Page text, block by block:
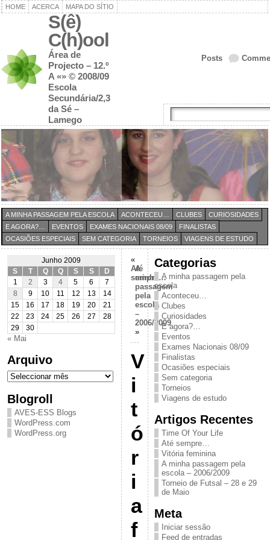
HOME ACERCA MAPA DO SÍTIO
S(ê)
C(h)ool
Área de
Projecto – 12.º
A «» © 2008/09
Escola
Secundária/2,3
da Sé –
Lamego
Posts
A MINHA PASSAGEM PELA ESCOLA ACONTECEU… CLUBES
CURIOSIDADES
E AGORA?…
EVENTOS EXAMES NACIONAIS 08/09
FINALISTAS
OCASIÕES ESPECIAIS
SEM CATEGORIA TORNEIOS VIAGENS DE ESTUDO
Junho 2009
S
T Q Q S S
D
1
2 3 4 5 6
7
8
9 10 11 12 13
14
15
16 17 18 19 20
21
22
23 24 25 26 27
28
29
30
« Mai
Arquivo
Arquivo
Blogroll
AVES-ESS Blogs
WordPress.com
WordPress.org
«
Até
sempre…
A
minha
passagem
pela
escola
–
2006/2009
»
V
i
t
ó
r
i
a
f
Categorias
A minha passagem pela
escola
Aconteceu…
Clubes
Curiosidades
E agora?…
Eventos
Exames Nacionais 08/09
Finalistas
Ocasiões especiais
Sem categoria
Torneios
Viagens de estudo
Artigos Recentes
Time Of Your Life
Até sempre…
Vitória feminina
A minha passagem pela
escola – 2006/2009
Torneio de Futsal – 28 e 29
de Maio
Meta
Iniciar sessão
Feed de entradas